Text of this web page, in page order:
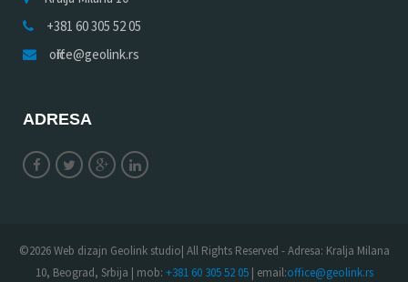
+381 60 305 52 05
office@geolink.rs
ADRESA
©2026 Web dizajn Geolink studio| All Rights Reserved - Adresa: Kralja Milana
10, Beograd, Srbija | mob: +381 60 305 52 05| email:office@geolink.rs